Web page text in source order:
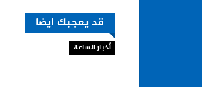
قد يعجبك ايضا
أخبار الساعة